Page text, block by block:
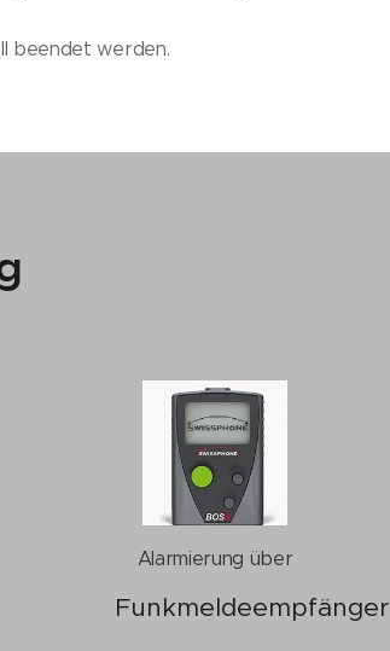
beendet werden.
Alarmierung über
Funkmeldeempfänger